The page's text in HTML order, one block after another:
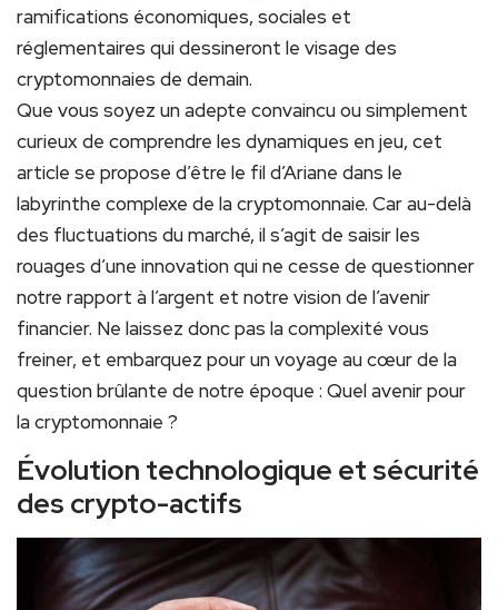
ramifications économiques, sociales et
réglementaires qui dessineront le visage des
cryptomonnaies de demain.
Que vous soyez un adepte convaincu ou simplement
curieux de comprendre les dynamiques en jeu, cet
article se propose d’être le fil d’Ariane dans le
labyrinthe complexe de la cryptomonnaie. Car au-delà
des fluctuations du marché, il s’agit de saisir les
rouages d’une innovation qui ne cesse de questionner
notre rapport à l’argent et notre vision de l’avenir
financier. Ne laissez donc pas la complexité vous
freiner, et embarquez pour un voyage au cœur de la
question brûlante de notre époque : Quel avenir pour
la cryptomonnaie ?
Évolution technologique et sécurité
des crypto-actifs